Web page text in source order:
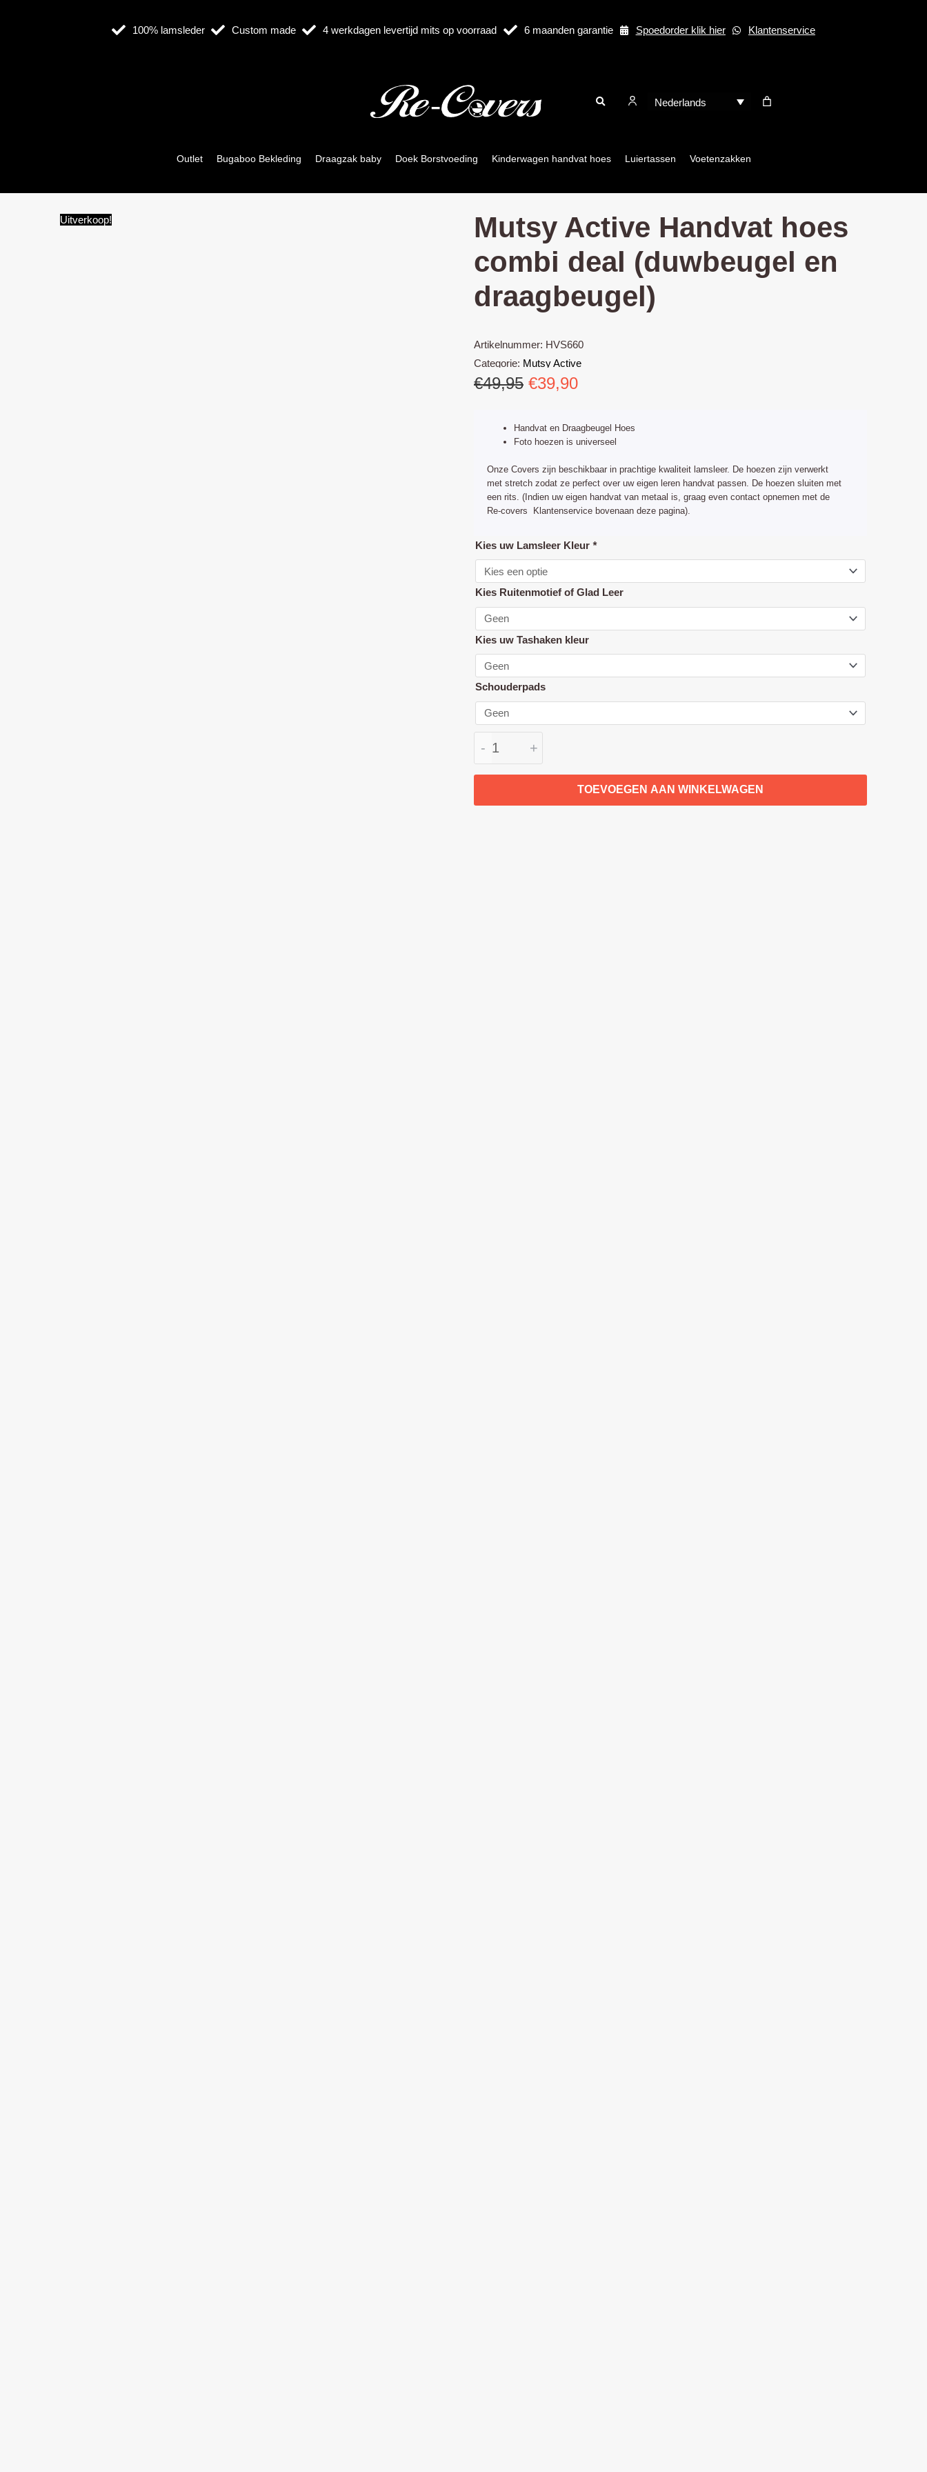
100% lamsleder Custom made 4 werkdagen levertijd mits op voorraad 6 maanden garantie Spoedorder klik hier Klantenservice
Nederlands
Outlet Bugaboo Bekleding Draagzak baby Doek Borstvoeding Kinderwagen handvat hoes Luiertassen Voetenzakken
Uitverkoop!
Mutsy Active Handvat hoes
combi deal (duwbeugel en
draagbeugel)
Artikelnummer: HVS660
Categorie: Mutsy Active
€49,95 Oorspronkelijke
was:
€49,95.
€39,90Huidige
is:
€39,90.
Handvat en Draagbeugel Hoes
Foto hoezen is universeel
Onze Covers zijn beschikbaar in prachtige kwaliteit lamsleer. De hoezen zijn verwerkt
met stretch zodat ze perfect over uw eigen leren handvat passen. De hoezen sluiten met
een rits. (Indien uw eigen handvat van metaal is, graag even contact opnemen met de
Re-covers Klantenservice bovenaan deze pagina).
Kies uw Lamsleer Kleur *
Kies Ruitenmotief of Glad Leer
Kies uw Tashaken kleur
Schouderpads
-
Mutsy
Active
Handvat
combi
deal
(duwbeugel
en
draagbeugel)
aantal
+
TOEVOEGEN AAN WINKELWAGEN